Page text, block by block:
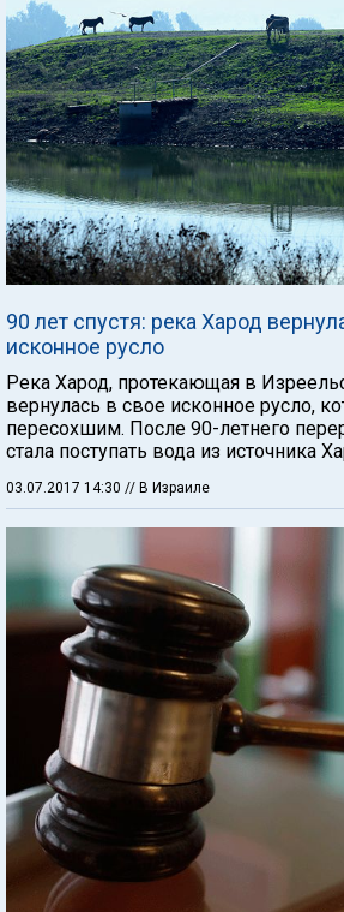
90 лет спустя: река Харод
исконное русло
Река Харод, протекающая в
вернулась в свое исконное русло,
пересохшим. После 90-летнего
стала поступать вода из источника
03.07.2017 14:30 // В Израиле